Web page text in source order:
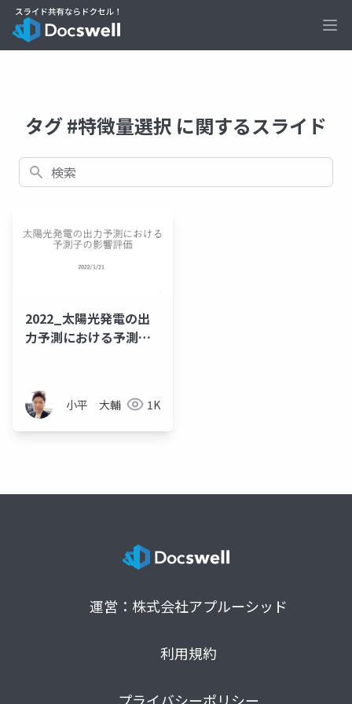
タグ #特徴量選択 に関するスライド
検索
2022_太陽光発電の出
力予測における予測子
小平 大輔 1K
運営：株式会社アプルーシッド
利用規約
プライバシーポリシー